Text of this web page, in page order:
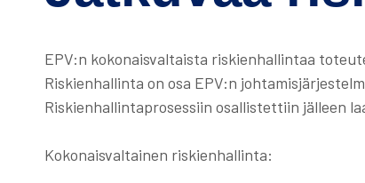
EPV:n kokonaisvaltaista riskienhallintaa
Riskienhallinta on osa EPV:n
Riskienhallintaprosessiin osallistettiin jälleen
Kokonaisvaltainen riskienhallinta: